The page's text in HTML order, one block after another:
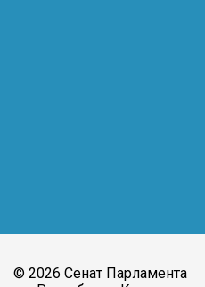
© 2026 Сенат Парламента